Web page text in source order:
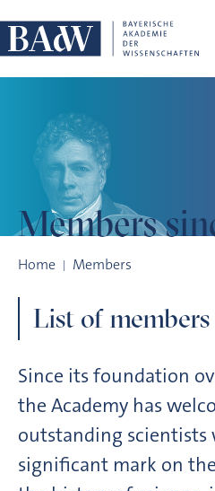
Members
Home Members
List of members
Since its foundation
the Academy has
outstanding scientists
significant mark on